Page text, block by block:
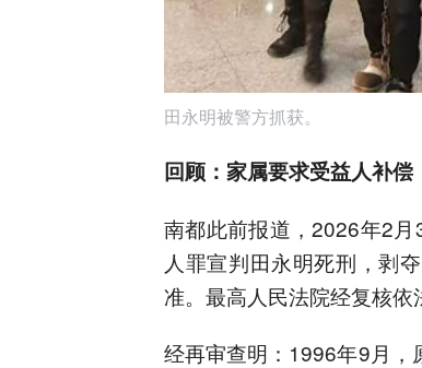
田永明被警方抓获。
回顾：家属要求受益人补偿
南都此前报道，2026年2
人罪宣判田永明死刑，剥
准。最高人民法院经复核依
经再审查明：1996年9月，